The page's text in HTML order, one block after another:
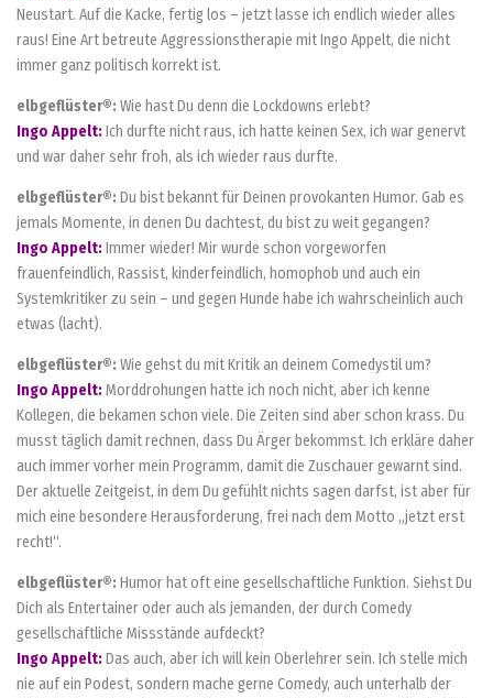
Neustart. Auf die Kacke, fertig los – jetzt lasse ich endlich wieder alles
raus! Eine Art betreute Aggressionstherapie mit Ingo Appelt, die nicht
immer ganz politisch korrekt ist.
elbgeflüster®: Wie hast Du denn die Lockdowns erlebt?
Ingo Appelt:Ich durfte nicht raus, ich hatte keinen Sex, ich war genervt
und war daher sehr froh, als ich wieder raus durfte.
elbgeflüster®: Du bist bekannt für Deinen provokanten Humor. Gab es
jemals Momente, in denen Du dachtest, du bist zu weit gegangen?
Ingo Appelt:Immer wieder! Mir wurde schon vorgeworfen
frauenfeindlich, Rassist, kinderfeindlich, homophob und auch ein
Systemkritiker zu sein – und gegen Hunde habe ich wahrscheinlich auch
etwas (lacht).
elbgeflüster®: Wie gehst du mit Kritik an deinem Comedystil um?
Ingo Appelt:Morddrohungen hatte ich noch nicht, aber ich kenne
Kollegen, die bekamen schon viele. Die Zeiten sind aber schon krass. Du
musst täglich damit rechnen, dass Du Ärger bekommst. Ich erkläre daher
auch immer vorher mein Programm, damit die Zuschauer gewarnt sind.
Der aktuelle Zeitgeist, in dem Du gefühlt nichts sagen darfst, ist aber für
mich eine besondere Herausforderung, frei nach dem Motto „jetzt erst
recht!“.
elbgeflüster®: Humor hat oft eine gesellschaftliche Funktion. Siehst Du
Dich als Entertainer oder auch als jemanden, der durch Comedy
gesellschaftliche Missstände aufdeckt?
Ingo Appelt:Das auch, aber ich will kein Oberlehrer sein. Ich stelle mich
nie auf ein Podest, sondern mache gerne Comedy, auch unterhalb der